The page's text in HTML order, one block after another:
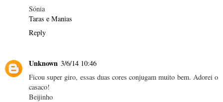
Sónia
Taras e Manias
Reply
Unknown 3/6/14 10:46
Ficou super giro, essas duas cores conjugam muito bem. Adorei o
casaco!
Beijinho